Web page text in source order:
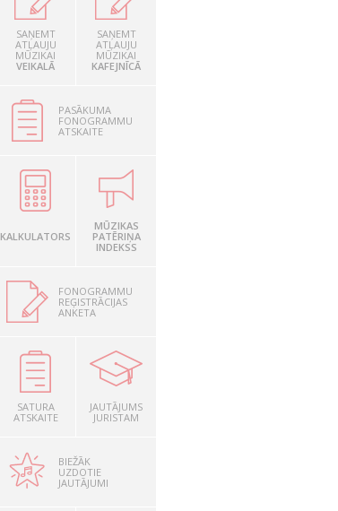
SAŅEMT
ATĻAUJU
MŪZIKAI
VEIKALĀ
SAŅEMT
ATĻAUJU
MŪZIKAI
KAFEJNĪCĀ
PASĀKUMA
FONOGRAMMU
ATSKAITE
KALKULATORS
MŪZIKAS
PATĒRIŅA
INDEKSS
FONOGRAMMU
REĢISTRĀCIJAS
ANKETA
SATURA
ATSKAITE
JAUTĀJUMS
JURISTAM
BIEŽĀK
UZDOTIE
JAUTĀJUMI